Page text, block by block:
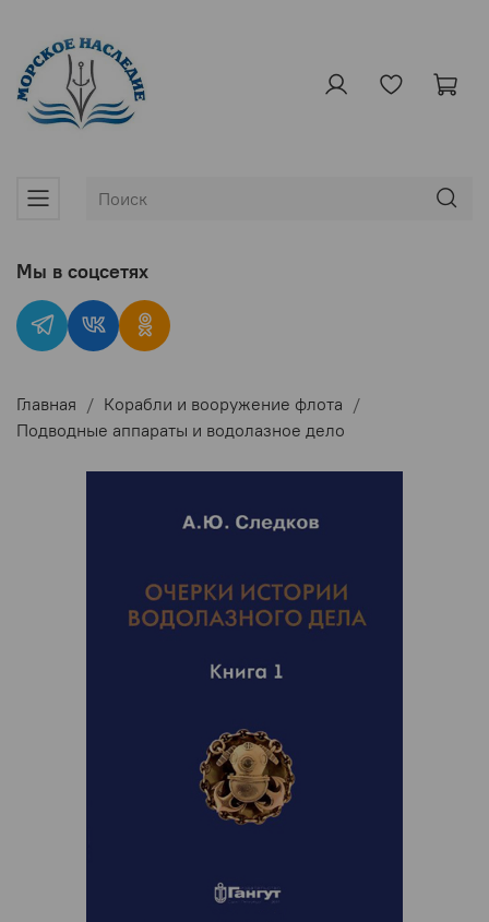
Главная
Корабли и вооружение флота
Подводные аппараты и водолазное дело
Мы в соцсетях